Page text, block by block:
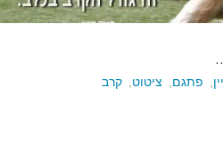
, פתגם, ציטוט, קרב